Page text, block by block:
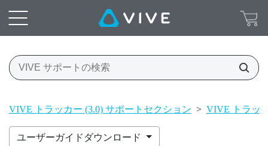
VIVE トラッカー (3.0) サポートセクション > VIVE トラッ
ユーザーガイドダウンロード